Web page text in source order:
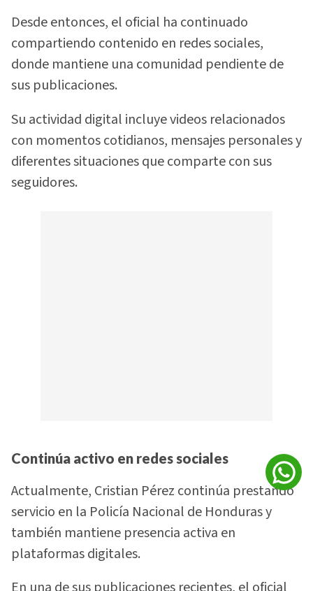
Desde entonces, el oficial ha continuado
compartiendo contenido en redes sociales,
donde mantiene una comunidad pendiente de
sus publicaciones.
Su actividad digital incluye videos relacionados
con momentos cotidianos, mensajes personales y
diferentes situaciones que comparte con sus
seguidores.
Continúa activo en redes sociales
Actualmente, Cristian Pérez continúa prestando
servicio en la Policía Nacional de Honduras y
también mantiene presencia activa en
plataformas digitales.